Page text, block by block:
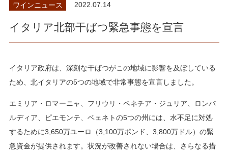
ワインニュース 2022.07.14
イタリア北部干ばつ緊急事態を宣言
イタリア政府は、深刻な干ばつがこの地域に影響を及ぼしている
ため、北イタリアの5つの地域で非常事態を宣言しました。
エミリア・ロマーニャ、フリウリ・ベネチア・ジュリア、ロンバ
ルディア、ピエモンテ、ベェネトの5つの州には、水不足に対処
するために3,650万ユーロ（3,100万ポンド、3,800万ドル）の緊
急資金が提供されます。状況が改善されない場合は、さらなる措